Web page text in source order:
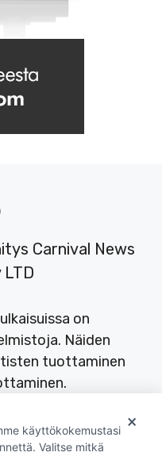
Carnival News
LTD
on
Näiden
tuottaminen
×
käyttökokemustasi
Valitse mitkä